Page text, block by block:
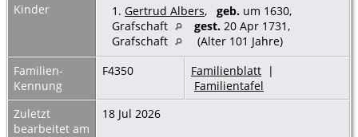
Kinder
1. Gertrud Albers, geb. um 1630,
Grafschaft
gest. 20 Apr 1731,
Grafschaft
(Alter 101 Jahre)
Familien-
Kennung
F4350 Familienblatt |
Familientafel
Zuletzt
bearbeitet am
18 Jul 2026